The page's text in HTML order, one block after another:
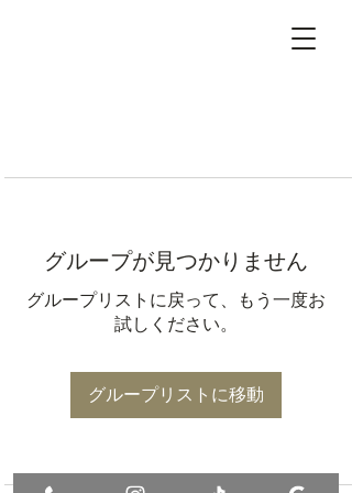
グループが見つかりません
グループリストに戻って、もう一度お
試しください。
グループリストに移動